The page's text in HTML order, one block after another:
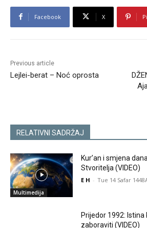
Facebook X
Previous article
Lejlei-berat – Noć oprosta
RELATIVNI SADRŽAJ
Multimedija
Kur’an i smjena
Stvoritelja (VIDEO)
E H - Tue 14 Safar
Prijedor 1992: Istina
zaboraviti (VIDEO)